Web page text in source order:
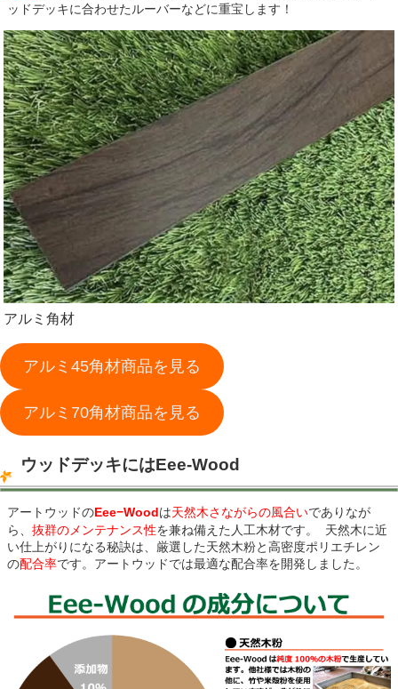
ッドデッキに合わせたルーバーなどに重宝します！
アルミ角材
アルミ45角材商品を見る
アルミ70角材商品を見る
ウッドデッキにはEee-Wood
アートウッドのEee−Woodは天然木さながらの風合いでありなが
ら、 抜群のメンテナンス性を兼ね備えた人工木材です。 天然木に近
い仕上がりになる秘訣は、厳選した天然木粉と高密度ポリエチレン
の配合率です。アートウッドでは最適な配合率を開発しました。